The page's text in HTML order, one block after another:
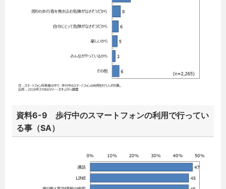
資料6-9 歩行中のスマートフォンの利用で行ってい
る事（SA）